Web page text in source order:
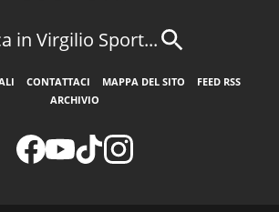
in Virgilio Sport...
CONTATTACI MAPPA DEL SITO
FEED RSS
ARCHIVIO